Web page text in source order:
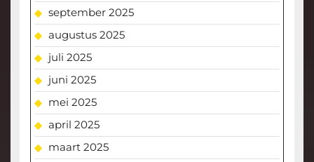
september 2025
augustus 2025
juli 2025
juni 2025
mei 2025
april 2025
maart 2025